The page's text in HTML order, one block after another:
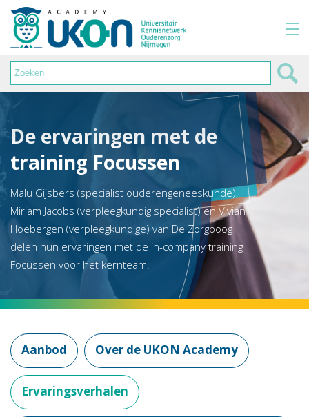
De ervaringen met de
training Focussen
Malu Gijsbers (specialist ouderengeneeskunde),
Miriam Jacobs (verpleegkundig specialist) en Vivian
Hoebergen (verpleegkundige) van De Zorgboog
delen hun ervaringen met de in-company training
Focussen voor het kernteam.
Aanbod Over de UKON Academy
Ervaringsverhalen